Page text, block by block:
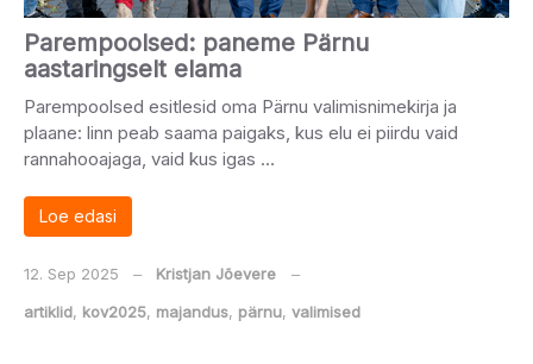
Parempoolsed: paneme Pärnu
aastaringselt elama
Parempoolsed esitlesid oma Pärnu valimisnimekirja ja
plaane: linn peab saama paigaks, kus elu ei piirdu vaid
rannahooajaga, vaid kus igas …
Loe edasi
12. Sep 2025 ‒ Kristjan Jõevere
‒
artiklid, kov2025, majandus, pärnu, valimised